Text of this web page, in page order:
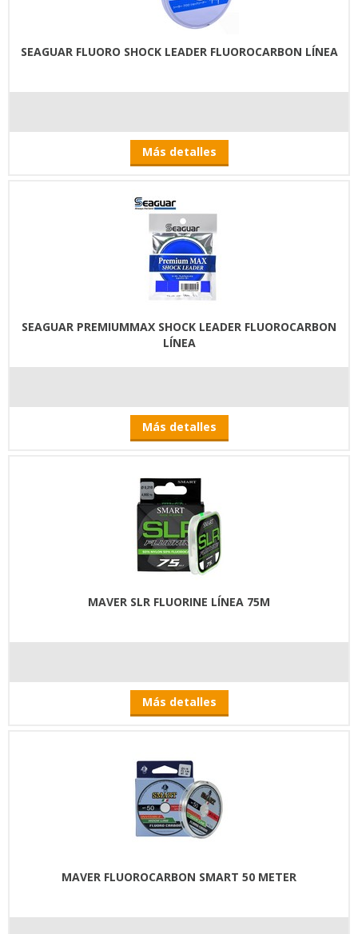
SEAGUAR FLUORO SHOCK LEADER FLUOROCARBON LÍNEA
Más detalles
SEAGUAR PREMIUMMAX SHOCK LEADER FLUOROCARBON
LÍNEA
Más detalles
MAVER SLR FLUORINE LÍNEA 75M
Más detalles
MAVER FLUOROCARBON SMART 50 METER